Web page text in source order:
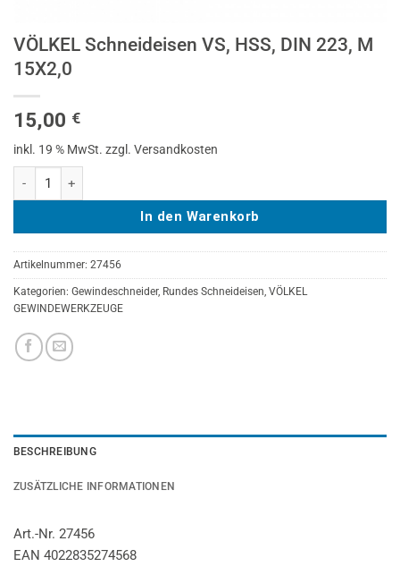
VÖLKEL Schneideisen VS, HSS, DIN 223, M
15X2,0
15,00 €
inkl. 19 % MwSt. zzgl. Versandkosten
VÖLKEL Schneideisen VS, HSS, DIN 223, M 15X2,0 Menge
In den Warenkorb
Artikelnummer: 27456
Kategorien: Gewindeschneider, Rundes Schneideisen, VÖLKEL
GEWINDEWERKZEUGE
BESCHREIBUNG
ZUSÄTZLICHE INFORMATIONEN
Art.-Nr. 27456
EAN 4022835274568